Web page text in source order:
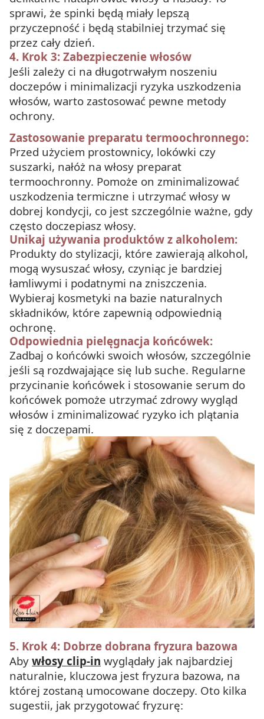
sprawi, że spinki będą miały lepszą
przyczepność i będą stabilniej trzymać się
przez cały dzień.
4. Krok 3: Zabezpieczenie włosów
Jeśli zależy ci na długotrwałym noszeniu
doczepów i minimalizacji ryzyka uszkodzenia
włosów, warto zastosować pewne metody
ochrony.
Zastosowanie preparatu termoochronnego:
Przed użyciem prostownicy, lokówki czy
suszarki, nałóż na włosy preparat
termoochronny. Pomoże on zminimalizować
uszkodzenia termiczne i utrzymać włosy w
dobrej kondycji, co jest szczególnie ważne, gdy
często doczepiasz włosy.
Unikaj używania produktów z alkoholem:
Produkty do stylizacji, które zawierają alkohol,
mogą wysuszać włosy, czyniąc je bardziej
łamliwymi i podatnymi na zniszczenia.
Wybieraj kosmetyki na bazie naturalnych
składników, które zapewnią odpowiednią
ochronę.
Odpowiednia pielęgnacja końcówek:
Zadbaj o końcówki swoich włosów, szczególnie
jeśli są rozdwajające się lub suche. Regularne
przycinanie końcówek i stosowanie serum do
końcówek pomoże utrzymać zdrowy wygląd
włosów i zminimalizować ryzyko ich plątania
się z doczepami.
5. Krok 4: Dobrze dobrana fryzura bazowa
Aby włosy clip-in wyglądały jak najbardziej
naturalnie, kluczowa jest fryzura bazowa, na
której zostaną umocowane doczepy. Oto kilka
sugestii, jak przygotować fryzurę: